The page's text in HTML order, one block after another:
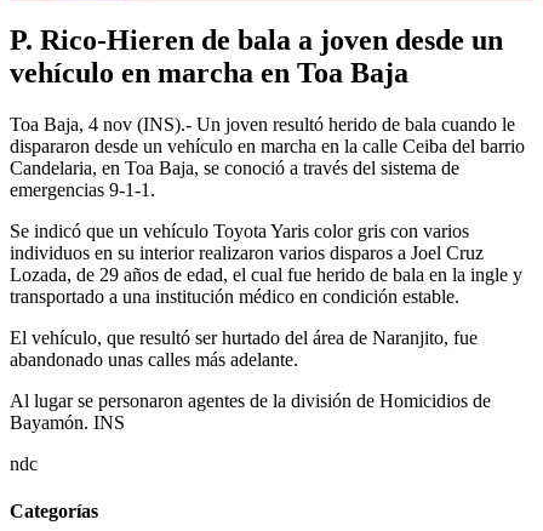
P. Rico-Hieren de bala a joven desde un
vehículo en marcha en Toa Baja
Toa Baja, 4 nov (INS).- Un joven resultó herido de bala cuando le
dispararon desde un vehículo en marcha en la calle Ceiba del barrio
Candelaria, en Toa Baja, se conoció a través del sistema de
emergencias 9-1-1.
Se indicó que un vehículo Toyota Yaris color gris con varios
individuos en su interior realizaron varios disparos a Joel Cruz
Lozada, de 29 años de edad, el cual fue herido de bala en la ingle y
transportado a una institución médico en condición estable.
El vehículo, que resultó ser hurtado del área de Naranjito, fue
abandonado unas calles más adelante.
Al lugar se personaron agentes de la división de Homicidios de
Bayamón. INS
ndc
Categorías